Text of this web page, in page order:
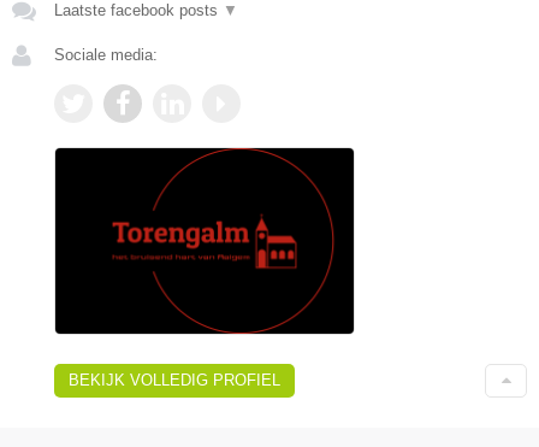
Laatste facebook posts ▼
Sociale media:
BEKIJK VOLLEDIG PROFIEL